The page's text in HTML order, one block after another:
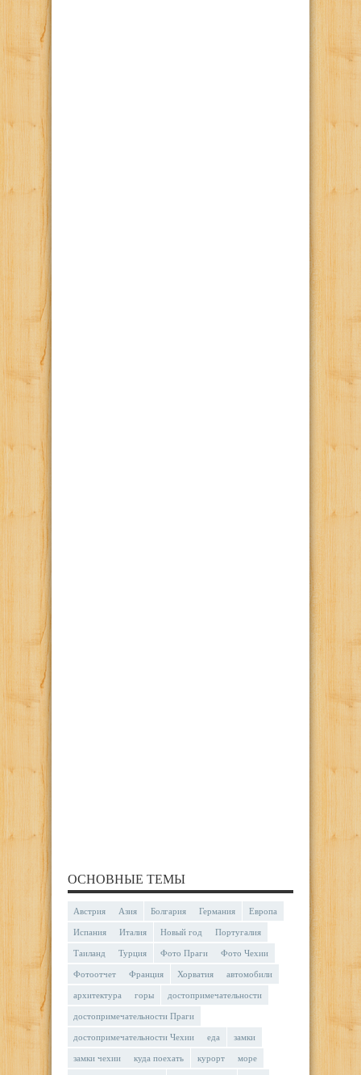
ОСНОВНЫЕ ТЕМЫ
Австрия Азия Болгария Германия Европа
Испания Италия Новый год Португалия
Таиланд Турция Фото Праги Фото Чехии
Фотоотчет Франция Хорватия автомобили
архитектура горы достопримечательности
достопримечательности Праги
достопримечательности Чехии еда замки
замки чехии куда поехать курорт море